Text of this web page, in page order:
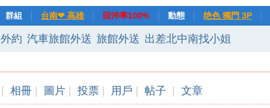
群組 台南❤ 高雄 回沖率100% 動態 绝色 獨門 3P
外約 汽車旅館外送 旅館外送 出差北中南找小姐
相冊 圖片 投票 用戶 帖子 文章